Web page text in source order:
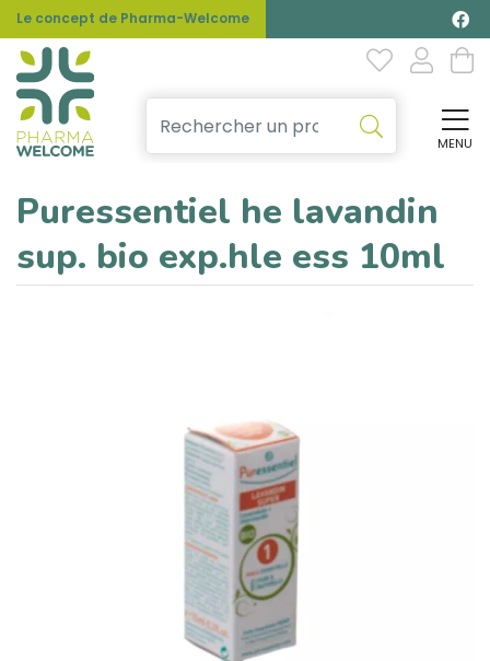
Le concept de Pharma-Welcome
MENU
Puressentiel he lavandin
sup. bio exp.hle ess 10ml